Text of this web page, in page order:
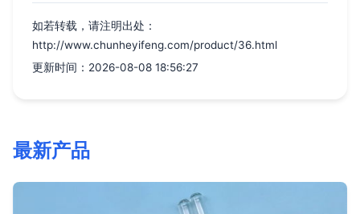
如若转载，请注明出处：
http://www.chunheyifeng.com/product/36.html
更新时间：2026-08-08 18:56:27
最新产品